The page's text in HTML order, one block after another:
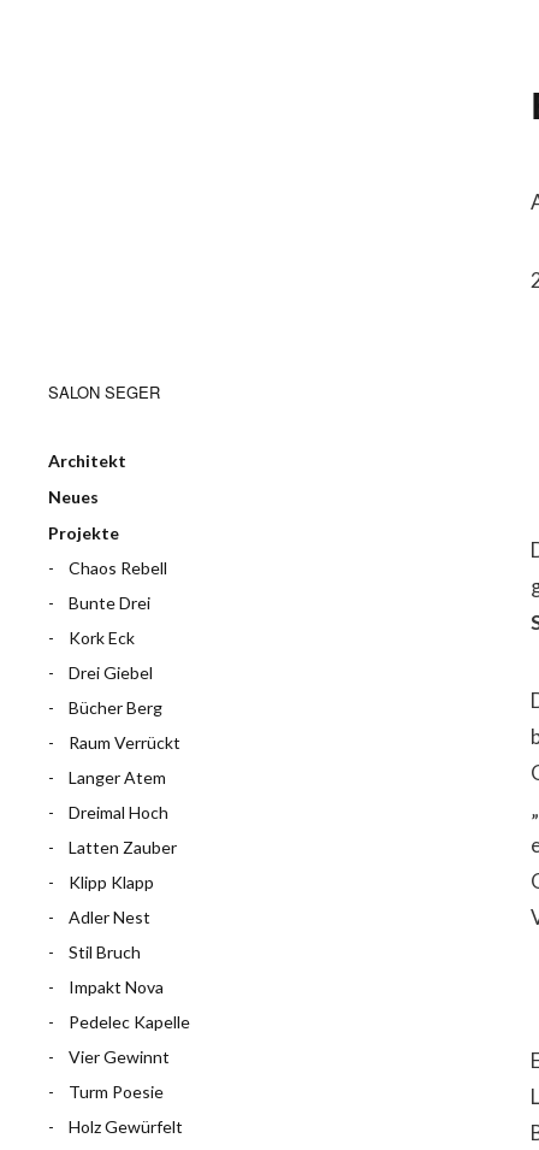
SALON SEGER
Architekt
Neues
Projekte
Chaos Rebell
Bunte Drei
Kork Eck
Drei Giebel
Bücher Berg
Raum Verrückt
Langer Atem
Dreimal Hoch
Latten Zauber
Klipp Klapp
Adler Nest
Stil Bruch
Impakt Nova
Pedelec Kapelle
Vier Gewinnt
Turm Poesie
Holz Gewürfelt